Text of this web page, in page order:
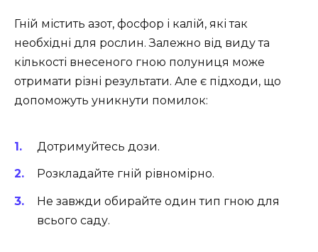
Гній містить азот, фосфор і калій, які так
необхідні для рослин. Залежно від виду та
кількості внесеного гною полуниця може
отримати різні результати. Але є підходи, що
допоможуть уникнути помилок:
Дотримуйтесь дози.
Розкладайте гній рівномірно.
Не завжди обирайте один тип гною для
всього саду.